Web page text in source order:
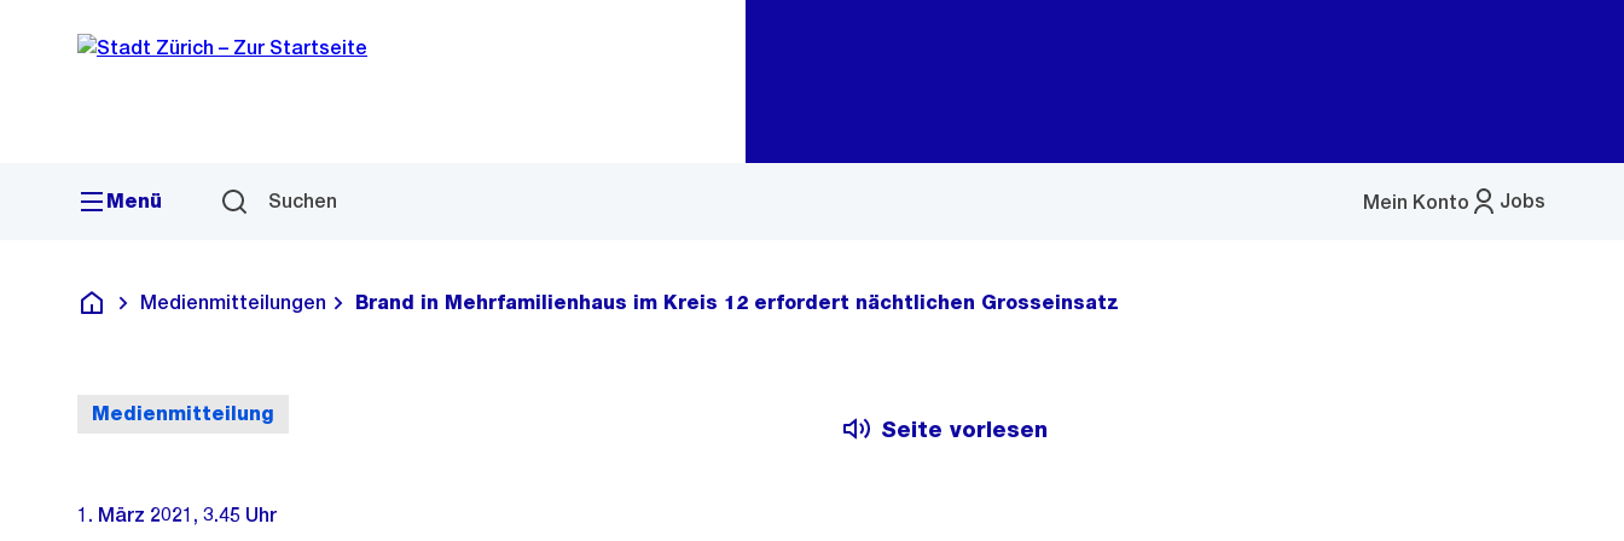
Navigation
Sprunglink
Menü Suchen Jobs
Mein Konto
Menü
Deutsch
Medienmitteilungen Brand in Mehrfamilienhaus im Kreis 12 erfordert nächtlichen Grosseinsatz
Medienmitteilung
Seite vorlesen
1. März 2021, 3.45 Uhr